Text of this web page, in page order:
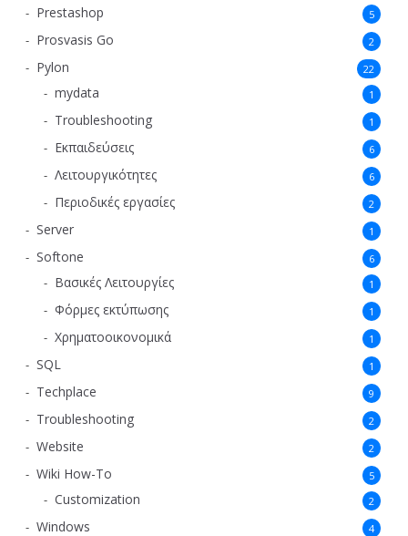
Prestashop 5
Prosvasis Go 2
Pylon 22
mydata 1
Troubleshooting 1
Εκπαιδεύσεις 6
Λειτουργικότητες 6
Περιοδικές εργασίες 2
Server 1
Softone 6
Βασικές Λειτουργίες 1
Φόρμες εκτύπωσης 1
Χρηματοοικονομικά 1
SQL 1
Techplace 9
Troubleshooting 2
Website 2
Wiki How-To 5
Customization 2
Windows 4